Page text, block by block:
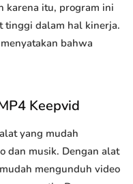
karena itu, program ini
tinggi dalam hal kinerja.
bahwa
Keepvid
yang mudah
dan musik. Dengan alat
mengunduh video